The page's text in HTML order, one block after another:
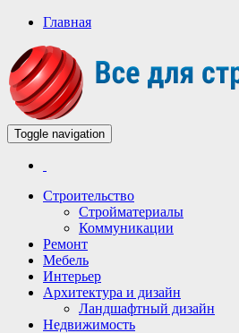
Главная
Строительный
Всё для строительства и ремонта
Toggle navigation
Строительство
Стройматериалы
Коммуникации
Ремонт
Мебель
Интерьер
Архитектура и дизайн
Ландшафтный дизайн
Недвижимость